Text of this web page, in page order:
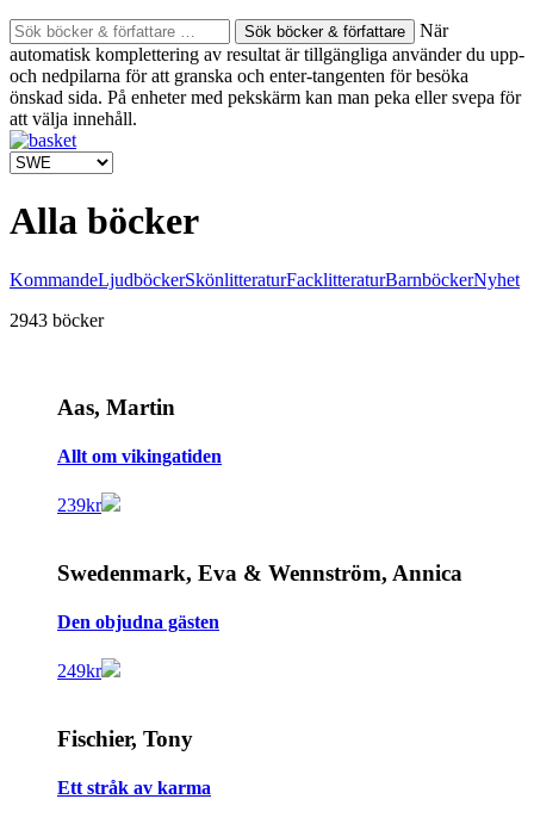
Sök
böcker
&
författare
efter:
När
automatisk komplettering av resultat är tillgängliga använder du upp-
och nedpilarna för att granska och enter-tangenten för besöka
önskad sida. På enheter med pekskärm kan man peka eller svepa för
att välja innehåll.
Alla böcker
KommandeLjudböckerSkönlitteraturFacklitteraturBarnböckerNyhet
2943 böcker
Aas, Martin
Allt om vikingatiden
239kr
Swedenmark, Eva & Wennström, Annica
Den objudna gästen
249kr
Fischier, Tony
Ett stråk av karma